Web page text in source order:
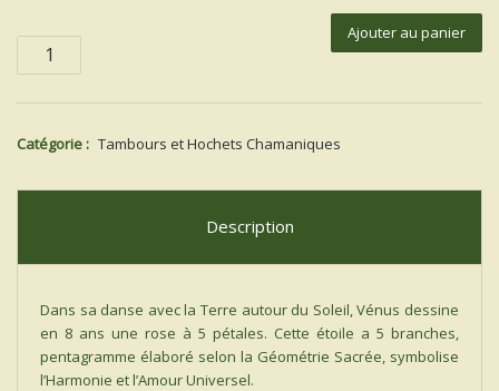
TAMBOUR
DE
Ajouter au panier
Catégorie : Tambours et Hochets Chamaniques
Description
Dans sa danse avec la Terre autour du Soleil, Vénus dessine
en 8 ans une rose à 5 pétales. Cette étoile a 5 branches,
pentagramme élaboré selon la Géométrie Sacrée, symbolise
l’Harmonie et l’Amour Universel.